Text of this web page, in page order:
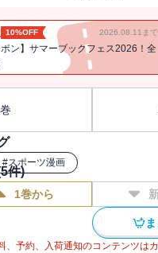
撃力を発揮する。そして巨砲
ガースは・・・・・・!?
10%OFF 2026.08.11まで
ポン】サマーブックフェス2026！全
#スポーツ漫画
5件)
1巻から
、予約、入荷通知のコンテンツは